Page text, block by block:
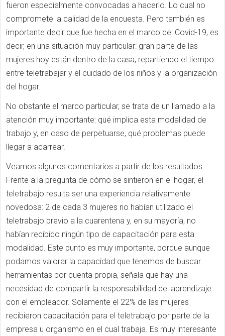
fueron especialmente convocadas a hacerlo. Lo cual no
compromete la calidad de la encuesta. Pero también es
importante decir que fue hecha en el marco del Covid-19, es
decir, en una situación muy particular: gran parte de las
mujeres hoy están dentro de la casa, repartiendo el tiempo
entre teletrabajar y el cuidado de los niños y la organización
del hogar.
No obstante el marco particular, se trata de un llamado a la
atención muy importante: qué implica esta modalidad de
trabajo y, en caso de perpetuarse, qué problemas puede
llegar a acarrear.
Veamos algunos comentarios a partir de los resultados.
Frente a la pregunta de cómo se sintieron en el hogar, el
teletrabajo resulta ser una experiencia relativamente
novedosa: 2 de cada 3 mujeres no habían utilizado el
teletrabajo previo a la cuarentena y, en su mayoría, no
habían recibido ningún tipo de capacitación para esta
modalidad. Este punto es muy importante, porque aunque
podamos valorar la capacidad que tenemos de buscar
herramientas por cuenta propia, señala que hay una
necesidad de compartir la responsabilidad del aprendizaje
con el empleador. Solamente el 22% de las mujeres
recibieron capacitación para el teletrabajo por parte de la
empresa u organismo en el cual trabaja. Es muy interesante